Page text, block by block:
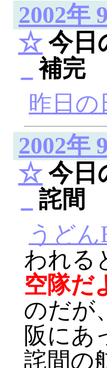
2002年
☆今日
補完
昨日の
2002年
☆今日
詫間
うどん
われる
空隊だ
のだが
阪にあ
詫間の